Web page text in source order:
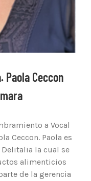
Paola Ceccon
a Vocal
Ceccon. Paola es
la cual se
alimenticios
de la gerencia